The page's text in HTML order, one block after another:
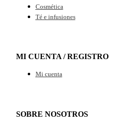
Cosmética
Té e infusiones
MI CUENTA / REGISTRO
Mi cuenta
SOBRE NOSOTROS